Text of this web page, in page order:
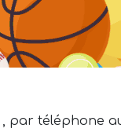
, par téléphone